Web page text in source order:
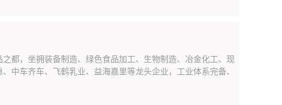
都，坐拥装备制造、绿色食品加工、生物制造、冶金化工、现
中车齐车、飞鹤乳业、益海嘉里等龙头企业，工业体系完备、